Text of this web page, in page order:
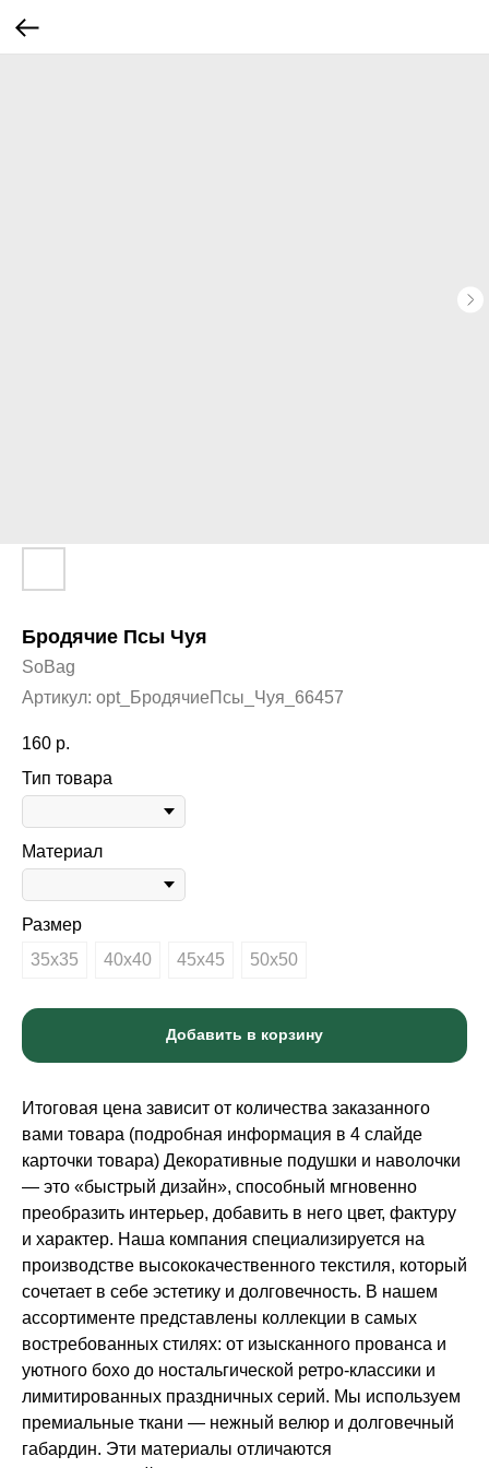
Бродячие Псы Чуя
SoBag
Артикул: opt_БродячиеПсы_Чуя_66457
160 р.
Тип товара
Материал
Размер
35х35
40х40 45х45 50х50
Добавить в корзину
Итоговая цена зависит от количества заказанного
вами товара (подробная информация в 4 слайде
карточки товара) Декоративные подушки и наволочки
— это «быстрый дизайн», способный мгновенно
преобразить интерьер, добавить в него цвет, фактуру
и характер. Наша компания специализируется на
производстве высококачественного текстиля, который
сочетает в себе эстетику и долговечность. В нашем
ассортименте представлены коллекции в самых
востребованных стилях: от изысканного прованса и
уютного бохо до ностальгической ретро-классики и
лимитированных праздничных серий. Мы используем
премиальные ткани — нежный велюр и долговечный
габардин. Эти материалы отличаются